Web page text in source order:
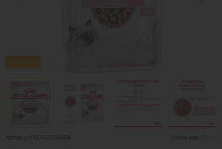
Хит продаж
Артикул: 00-00000484 Наличие: Есть